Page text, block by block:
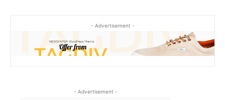
- Advertisement -
- Advertisement -